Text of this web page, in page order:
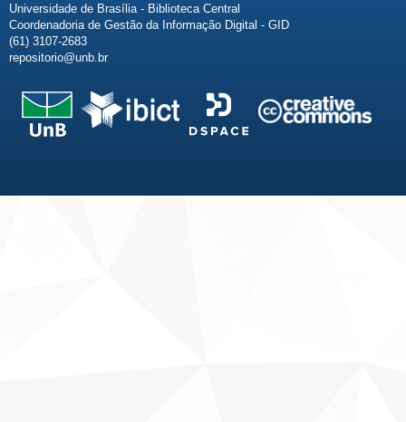
Universidade de Brasília - Biblioteca Central
Coordenadoria de Gestão da Informação Digital - GID
(61) 3107-2683
repositorio@unb.br